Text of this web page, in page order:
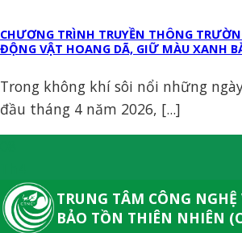
CHƯƠNG TRÌNH TRUYỀN THÔNG
ĐỘNG VẬT HOANG DÃ, GIỮ MÀU XANH
Trong không khí sôi nổi những
đầu tháng 4 năm 2026, [...]
TRUNG TÂM CÔNG NGHỆ
BẢO TỒN THIÊN NHIÊN